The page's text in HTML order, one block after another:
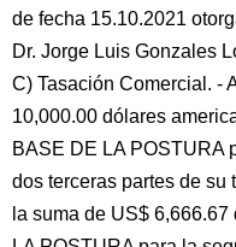
de fecha 15.10.2021
Dr. Jorge Luis Gonzales
C) Tasación Comercial. -
10,000.00 dólares
BASE DE LA POSTURA
dos terceras partes de su
la suma de US$